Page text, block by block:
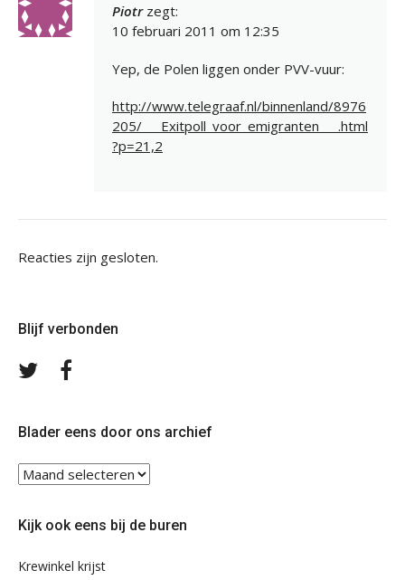
Piotr zegt:
10 februari 2011 om 12:35
Yep, de Polen liggen onder PVV-vuur:
http://www.telegraaf.nl/binnenland/8976
205/___Exitpoll_voor_emigranten___.html
?p=21,2
Reacties zijn gesloten.
Blijf verbonden
Volg
Blader eens door ons archief
Blader
ons
Kijk ook eens bij de buren
Krewinkel krijst